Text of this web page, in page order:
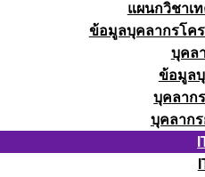
แผนกวิชาเ
ข้อมูลบุคลากรโค
บุคล
ข้อมูล
บุคลาก
บุคลาก